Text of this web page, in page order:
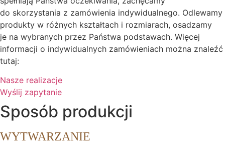
do skorzystania z zamówienia indywidualnego. Odlewamy
produkty w różnych kształtach i rozmiarach, osadzamy
je na wybranych przez Państwa podstawach. Więcej
informacji o indywidualnych zamówieniach można znaleźć
tutaj:
Nasze realizacje
Wyślij zapytanie
Sposób produkcji
WYTWARZANIE